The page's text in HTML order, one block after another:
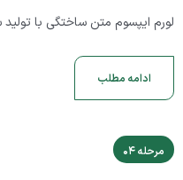
لورم ایپسوم متن ساختگی با
ادامه مطلب
مرحله ۰۴